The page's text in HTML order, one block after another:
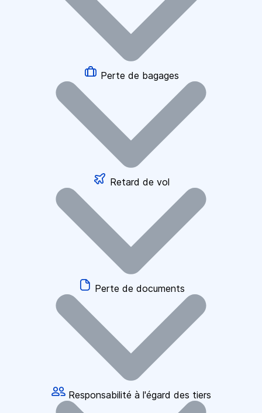
Perte de bagages
Retard de vol
Perte de documents
Responsabilité à l'égard des tiers